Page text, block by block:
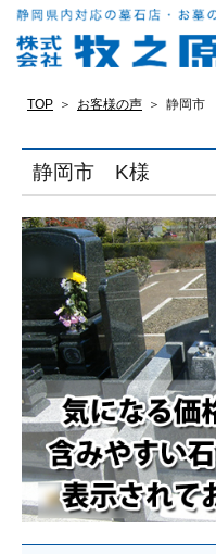
TOP お客様の声 静岡市
静岡市 K様